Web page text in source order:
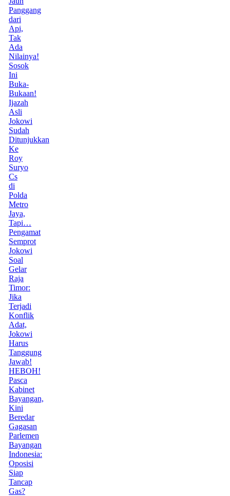
Panggang
dari
Api,
Tak
Ada
Nilainya!
Sosok
Ini
Buka-
Bukaan!
Ijazah
Asli
Jokowi
Sudah
Ditunjukkan
Ke
Roy
Suryo
Cs
di
Polda
Metro
Jaya,
Tapi…
Pengamat
Semprot
Jokowi
Soal
Gelar
Raja
Timor:
Jika
Terjadi
Konflik
Adat,
Jokowi
Harus
Tanggung
Jawab!
HEBOH!
Pasca
Kabinet
Bayangan,
Kini
Beredar
Gagasan
Parlemen
Bayangan
Indonesia:
Oposisi
Siap
Tancap
Gas?